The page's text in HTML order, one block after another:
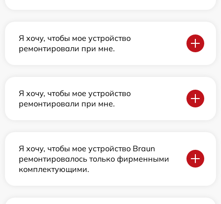
Я хочу, чтобы мое устройство
ремонтировали при мне.
Я хочу, чтобы мое устройство
ремонтировали при мне.
Я хочу, чтобы мое устройство Braun
ремонтировалось только фирменными
комплектующими.